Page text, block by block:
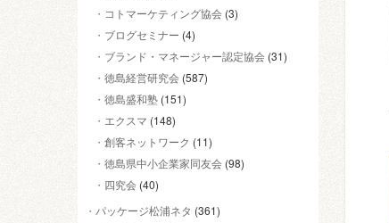
コトマーケティング協会 (3)
ブログセミナー (4)
ブランド・マネージャー認定協会 (31)
徳島経営研究会 (587)
徳島盛和塾 (151)
エクスマ (148)
創客ネットワーク (11)
徳島県中小企業家同友会 (98)
四究会 (40)
パッケージ松浦ネタ (361)